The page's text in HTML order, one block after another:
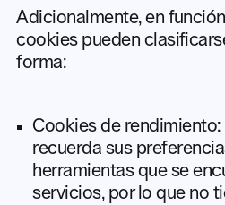
Adicionalmente, en
cookies pueden
forma:
Cookies de
recuerda sus
herramientas que se
servicios, por lo que no